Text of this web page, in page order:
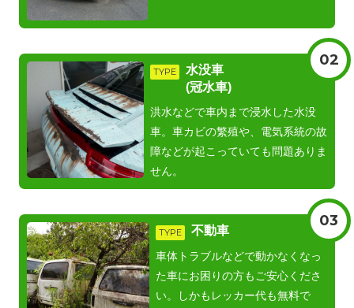
02
TYPE
水没車
(冠水車)
洪水などで車内まで浸水した水没
車。車カビの繁殖や、電気系統の故
障などが起こっていても問題ありま
せん。
03
TYPE 不動車
車体トラブルなどで動かなくなっ
た車にお困りの方もご安心くださ
い。しかもレッカー代も無料で